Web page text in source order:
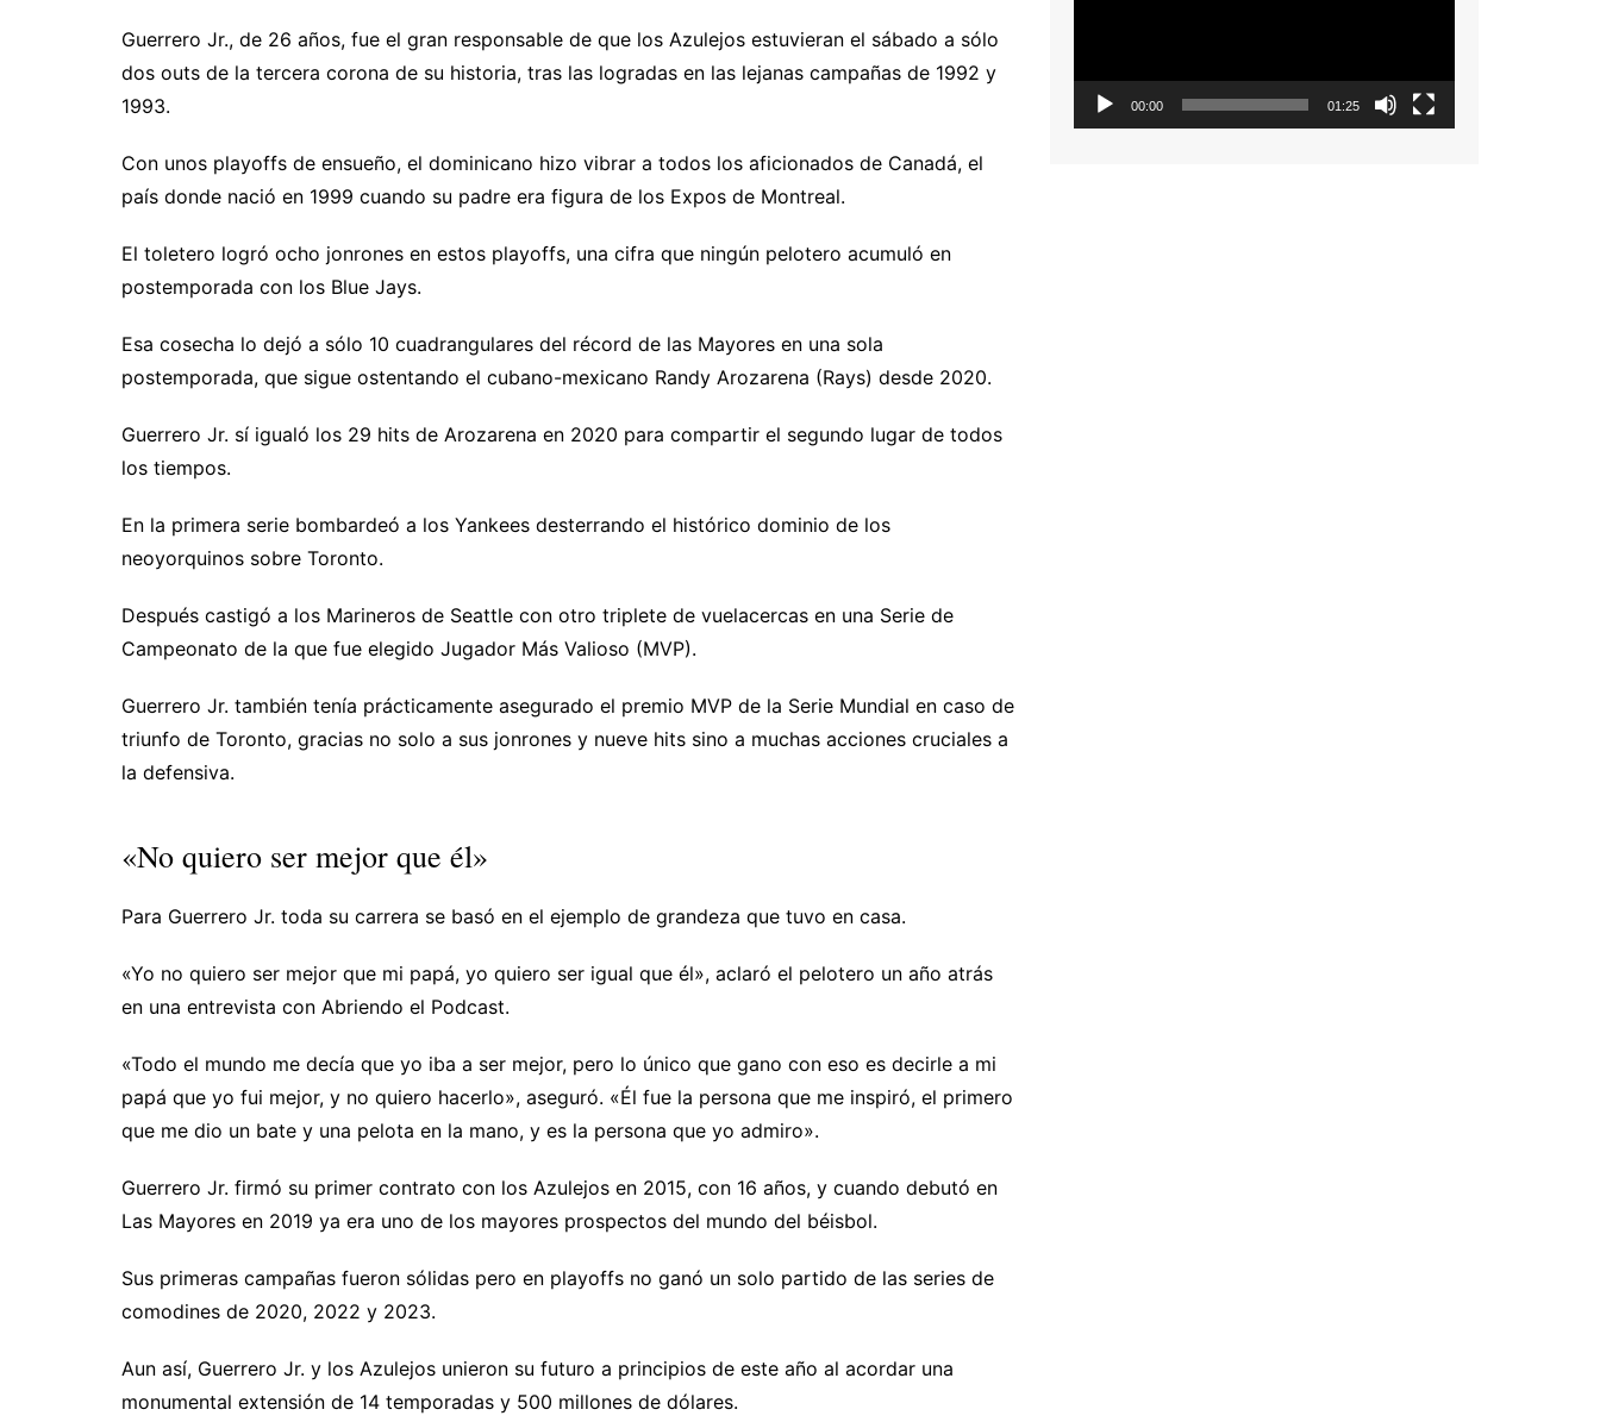
Guerrero Jr., de 26 años, fue el gran responsable de que los Azulejos estuvieran el sábado a sólo
dos outs de la tercera corona de su historia, tras las logradas en las lejanas campañas de 1992 y
1993.
Con unos playoffs de ensueño, el dominicano hizo vibrar a todos los aficionados de Canadá, el
país donde nació en 1999 cuando su padre era figura de los Expos de Montreal.
El toletero logró ocho jonrones en estos playoffs, una cifra que ningún pelotero acumuló en
postemporada con los Blue Jays.
Esa cosecha lo dejó a sólo 10 cuadrangulares del récord de las Mayores en una sola
postemporada, que sigue ostentando el cubano-mexicano Randy Arozarena (Rays) desde 2020.
Guerrero Jr. sí igualó los 29 hits de Arozarena en 2020 para compartir el segundo lugar de todos
los tiempos.
En la primera serie bombardeó a los Yankees desterrando el histórico dominio de los
neoyorquinos sobre Toronto.
Después castigó a los Marineros de Seattle con otro triplete de vuelacercas en una Serie de
Campeonato de la que fue elegido Jugador Más Valioso (MVP).
Guerrero Jr. también tenía prácticamente asegurado el premio MVP de la Serie Mundial en caso de
triunfo de Toronto, gracias no solo a sus jonrones y nueve hits sino a muchas acciones cruciales a
la defensiva.
«No quiero ser mejor que él»
Para Guerrero Jr. toda su carrera se basó en el ejemplo de grandeza que tuvo en casa.
«Yo no quiero ser mejor que mi papá, yo quiero ser igual que él», aclaró el pelotero un año atrás
en una entrevista con Abriendo el Podcast.
«Todo el mundo me decía que yo iba a ser mejor, pero lo único que gano con eso es decirle a mi
papá que yo fui mejor, y no quiero hacerlo», aseguró. «Él fue la persona que me inspiró, el primero
que me dio un bate y una pelota en la mano, y es la persona que yo admiro».
Guerrero Jr. firmó su primer contrato con los Azulejos en 2015, con 16 años, y cuando debutó en
Las Mayores en 2019 ya era uno de los mayores prospectos del mundo del béisbol.
Sus primeras campañas fueron sólidas pero en playoffs no ganó un solo partido de las series de
comodines de 2020, 2022 y 2023.
Aun así, Guerrero Jr. y los Azulejos unieron su futuro a principios de este año al acordar una
monumental extensión de 14 temporadas y 500 millones de dólares.
00:00 01:25